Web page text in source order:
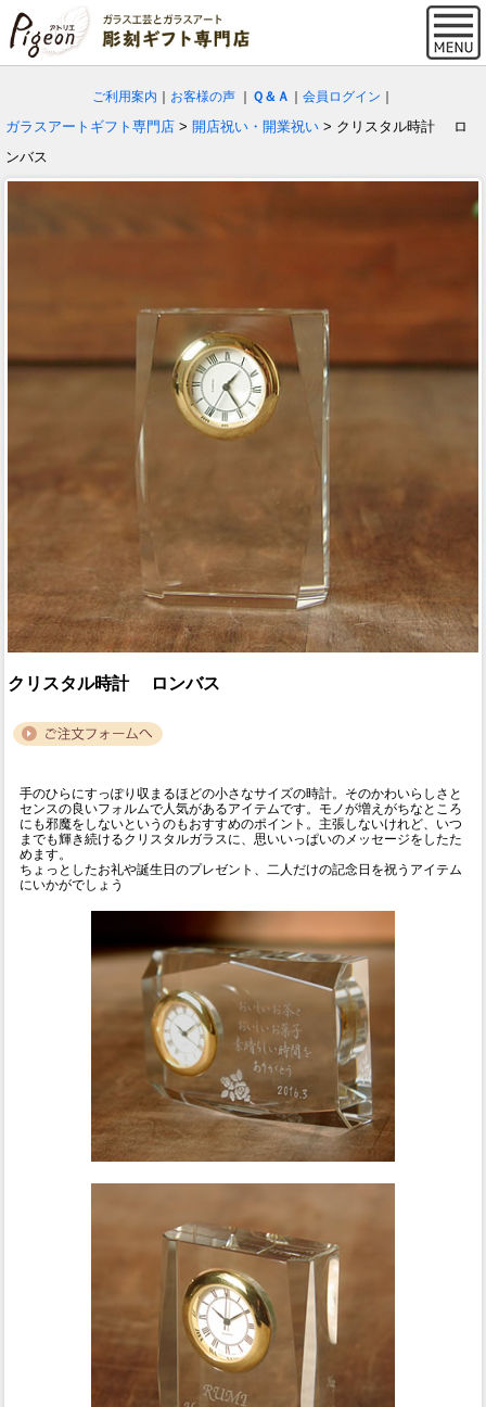
ご利用案内 お客様の声 Ｑ＆Ａ 会員ログイン
ガラスアートギフト専門店 > 開店祝い・開業祝い > クリスタル時計 ロ
ンバス
クリスタル時計 ロンバス
手のひらにすっぽり収まるほどの小さなサイズの時計。そのかわいらしさと
センスの良いフォルムで人気があるアイテムです。モノが増えがちなところ
にも邪魔をしないというのもおすすめのポイント。主張しないけれど、いつ
までも輝き続けるクリスタルガラスに、思いいっぱいのメッセージをしたた
めます。
ちょっとしたお礼や誕生日のプレゼント、二人だけの記念日を祝うアイテム
にいかがでしょう